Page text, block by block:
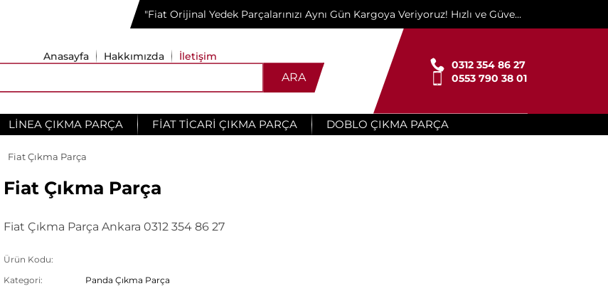
"Fiat Orijinal Yedek Parçalarınızı Aynı Gün Kargoya Veriyoruz! Hızlı ve Güvenli
Teslimat İçin Buradayız!"
Anasayfa Hakkımızda İletişim
ARA
0312 354 86 27
0553 790 38 01
LINEA ÇIKMA PARÇA FIAT TICARI ÇIKMA PARÇA DOBLO ÇIKMA PARÇA
Fiat Çıkma Parça
Fiat Çıkma Parça
Fiat Çıkma Parça Ankara 0312 354 86 27
Ürün Kodu:
Kategori:
Panda Çıkma Parça